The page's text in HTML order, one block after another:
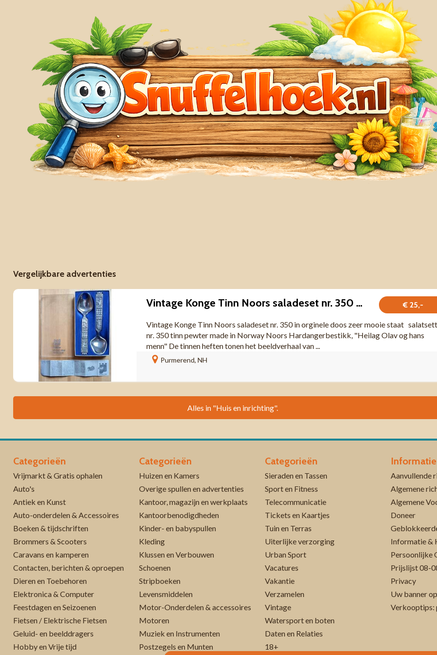
Vergelijkbare advertenties
€ 25,-
Vintage Konge Tinn Noors saladeset nr. 350 in orginele doos
Vintage Konge Tinn Noors saladeset nr. 350 in orginele doos zeer mooie staat salatsett
nr. 350 tinn pewter made in Norway Noors Hardangerbestikk, "Heilag Olav og hans
menn" De tinnen heften tonen het beeldverhaal van ...
Purmerend, NH
Alles in "Huis en inrichting".
Categorieën
Vrijmarkt & Gratis ophalen
Auto's
Antiek en Kunst
Auto-onderdelen & Accessoires
Boeken & tijdschriften
Brommers & Scooters
Caravans en kamperen
Contacten, berichten & oproepen
Dieren en Toebehoren
Elektronica & Computer
Feestdagen en Seizoenen
Fietsen / Elektrische Fietsen
Geluid- en beelddragers
Hobby en Vrije tijd
Categorieën
Huizen en Kamers
Overige spullen en advertenties
Kantoor, magazijn en werkplaats
Kantoorbenodigdheden
Kinder- en babyspullen
Kleding
Klussen en Verbouwen
Schoenen
Stripboeken
Levensmiddelen
Motor-Onderdelen & accessoires
Motoren
Muziek en Instrumenten
Postzegels en Munten
Categorieën
Sieraden en Tassen
Sport en Fitness
Telecommunicatie
Tickets en Kaartjes
Tuin en Terras
Uiterlijke verzorging
Urban Sport
Vacatures
Vakantie
Verzamelen
Vintage
Watersport en boten
Daten en Relaties
18+
Informatie
Algemene
Algemene
Doneer
Informatie &
Persoonlijke
Prijslijst 08-
Privacy
Uw banner
Verkooptips: